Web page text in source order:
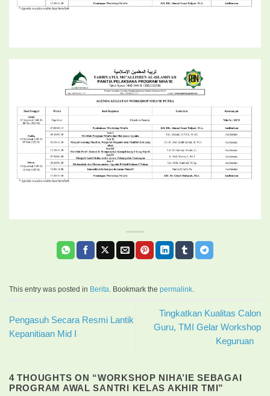
This entry was posted in Berita . Bookmark the permalink
Pengasuh Secara Resmi Lantik
Kepanitiaan Mid I
Tingkatkan Kualitas Calon
Guru, TMI Gelar Workshop
Keguruan
4 THOUGHTS ON “WORKSHOP NIHA’IE SEBAGAI
PROGRAM AWAL SANTRI KELAS AKHIR TMI ”